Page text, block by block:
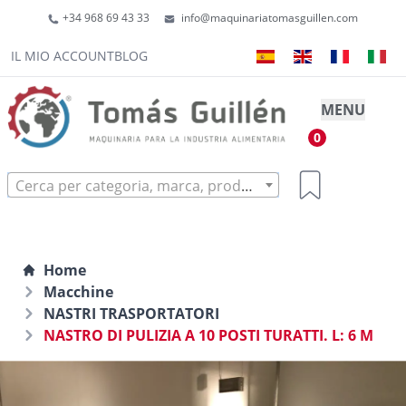
+34 968 69 43 33 info@maquinariatomasguillen.com
IL MIO ACCOUNTBLOG
MENU
Cerca per categoria, marca, prodotto...
0
Home
Macchine
NASTRI TRASPORTATORI
NASTRO DI PULIZIA A 10 POSTI TURATTI. L: 6 M